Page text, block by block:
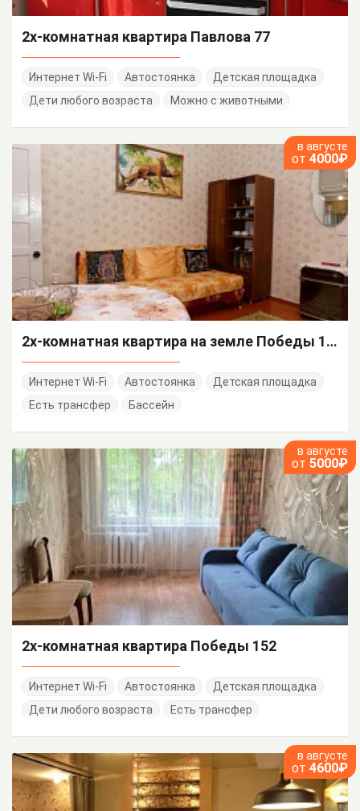
2х-комнатная квартира Павлова 77
Интернет Wi-Fi Автостоянка
Детская площадка
Дети любого возраста
Можно с животными
в августе
от 4000₽
2х-комнатная квартира на земле Победы 160
Интернет Wi-Fi Автостоянка
Детская площадка
Есть трансфер
Бассейн
в августе
от 5000₽
2х-комнатная квартира Победы 152
Интернет Wi-Fi Автостоянка
Детская площадка
Дети любого возраста
Есть трансфер
в августе
от 4600₽